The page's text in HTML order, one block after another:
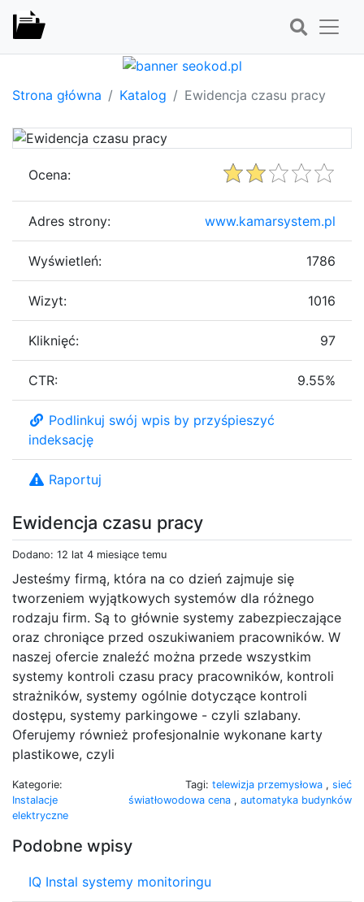
Strona główna Katalog Ewidencja czasu pracy
Ewidencja czasu pracy
Dodano: 12 lat 4 miesiące temu
Jesteśmy firmą, która na co dzień zajmuje się
tworzeniem wyjątkowych systemów dla różnego
rodzaju firm. Są to głównie systemy zabezpieczające
oraz chroniące przed oszukiwaniem pracowników. W
naszej ofercie znaleźć można przede wszystkim
systemy kontroli czasu pracy pracowników, kontroli
strażników, systemy ogólnie dotyczące kontroli
dostępu, systemy parkingowe - czyli szlabany.
Oferujemy również profesjonalnie wykonane karty
plastikowe, czyli
Kategorie:
Instalacje
elektryczne
Tagi: telewizja przemysłowa , sieć
światłowodowa cena , automatyka budynków
Podobne wpisy
IQ Instal systemy monitoringu
Ocena:
Adres strony: www.kamarsystem.pl
Wyświetleń: 1786
Wizyt: 1016
Kliknięć: 97
CTR: 9.55%
Podlinkuj swój wpis by przyśpieszyć
indeksację
Raportuj